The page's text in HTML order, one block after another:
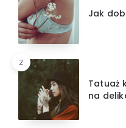
Jak
2
Tatuaż
na